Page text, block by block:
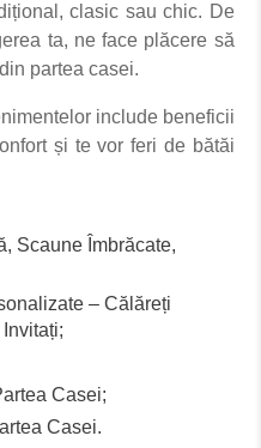
clasic sau chic. De
ta, ne face plăcere să
partea casei.
include beneficii
și te vor feri de bătăi
Scaune Îmbrăcate,
– Călăreți
Casei;
Casei.